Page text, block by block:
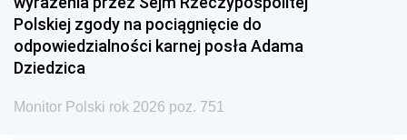
1990 1989
1987 1986 1985
Polskiej zgody na pociągnięcie do
odpowiedzialności karnej posła Adama
Dziedzica
Monitor Polski rok 2026 poz. 751